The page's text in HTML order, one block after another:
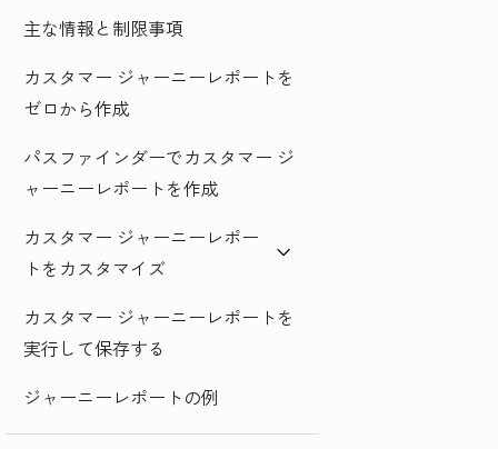
主な情報と制限事項
カスタマー ジャーニーレポートを
ゼロから作成
パスファインダーでカスタマー ジ
ャーニーレポートを作成
カスタマー ジャーニーレポー
トをカスタマイズ
カスタマー ジャーニーレポートを
実行して保存する
ジャーニーレポートの例